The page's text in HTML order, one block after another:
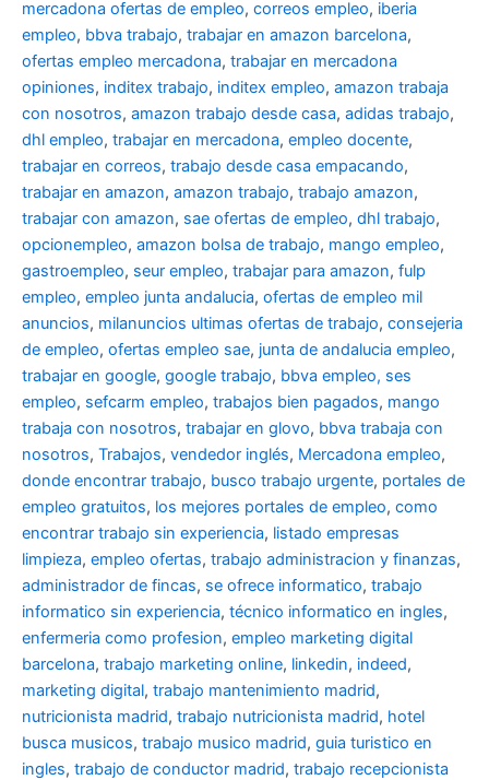
mercadona ofertas de empleo, correos empleo, iberia
empleo, bbva trabajo, trabajar en amazon barcelona,
ofertas empleo mercadona, trabajar en mercadona
opiniones, inditex trabajo, inditex empleo, amazon trabaja
con nosotros, amazon trabajo desde casa, adidas trabajo,
dhl empleo, trabajar en mercadona, empleo docente,
trabajar en correos, trabajo desde casa empacando,
trabajar en amazon, amazon trabajo, trabajo amazon,
trabajar con amazon, sae ofertas de empleo, dhl trabajo,
opcionempleo, amazon bolsa de trabajo, mango empleo,
gastroempleo, seur empleo, trabajar para amazon, fulp
empleo, empleo junta andalucia, ofertas de empleo mil
anuncios, milanuncios ultimas ofertas de trabajo, consejeria
de empleo, ofertas empleo sae, junta de andalucia empleo,
trabajar en google, google trabajo, bbva empleo, ses
empleo, sefcarm empleo, trabajos bien pagados, mango
trabaja con nosotros, trabajar en glovo, bbva trabaja con
nosotros, Trabajos, vendedor inglés, Mercadona empleo,
donde encontrar trabajo, busco trabajo urgente, portales de
empleo gratuitos, los mejores portales de empleo, como
encontrar trabajo sin experiencia, listado empresas
limpieza, empleo ofertas, trabajo administracion y finanzas,
administrador de fincas, se ofrece informatico, trabajo
informatico sin experiencia, técnico informatico en ingles,
enfermeria como profesion, empleo marketing digital
barcelona, trabajo marketing online, linkedin, indeed,
marketing digital, trabajo mantenimiento madrid,
nutricionista madrid, trabajo nutricionista madrid, hotel
busca musicos, trabajo musico madrid, guia turistico en
ingles, trabajo de conductor madrid, trabajo recepcionista